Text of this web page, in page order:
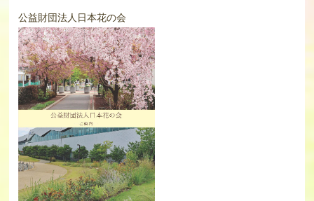
公益財団法人日本花の会